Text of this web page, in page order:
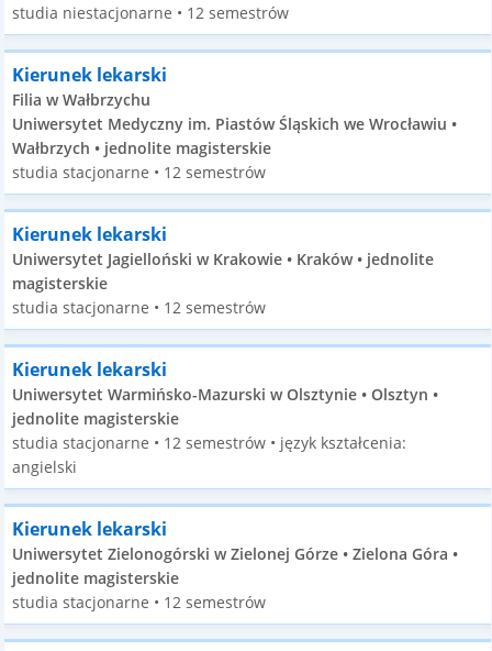
studia niestacjonarne • 12 semestrów
Kierunek lekarski
Filia w Wałbrzychu
Uniwersytet Medyczny im. Piastów Śląskich we Wrocławiu •
Wałbrzych • jednolite magisterskie
studia stacjonarne • 12 semestrów
Kierunek lekarski
Uniwersytet Jagielloński w Krakowie • Kraków • jednolite
magisterskie
studia stacjonarne • 12 semestrów
Kierunek lekarski
Uniwersytet Warmińsko-Mazurski w Olsztynie • Olsztyn •
jednolite magisterskie
studia stacjonarne • 12 semestrów • język kształcenia:
angielski
Kierunek lekarski
Uniwersytet Zielonogórski w Zielonej Górze • Zielona Góra •
jednolite magisterskie
studia stacjonarne • 12 semestrów